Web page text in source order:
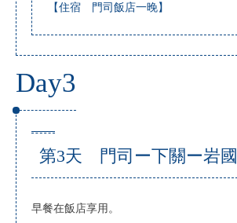
【住宿 門司飯店一晚】
Day3
第3天 門司ー下關ー岩國
早餐在飯店享用。